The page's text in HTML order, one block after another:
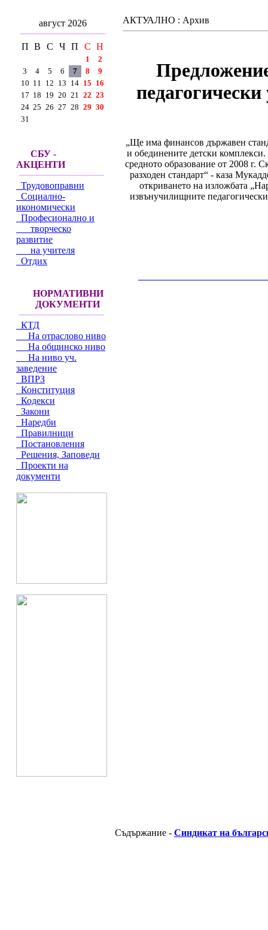
август 2026
П В С Ч П С Н
1
2
3
4 5 6 7 8
9
10 11 12 13 14 15 16
17 18 19 20 21 22 23
24 25 26 27 28 29 30
31
СБУ -
АКЦЕНТИ
Трудовоправни
Социално-
икономически
Професионално и
творческо
развитие
на учителя
Отдих
НОРМАТИВНИ
ДОКУМЕНТИ
КТД
На отраслово ниво
На общинско ниво
На ниво уч.
заведение
ВПРЗ
Конституция
Кодекси
Закони
Наредби
Правилници
Постановления
Решения, Заповеди
Проекти на
документи
АКТУАЛНО : Архив
„Ще има финансов държавен
и обединените детски
средното образование от 2008 г.
разходен стандарт“ - каза
откриването на изложбата
извънучилищните
Съдържание - Синдикат на